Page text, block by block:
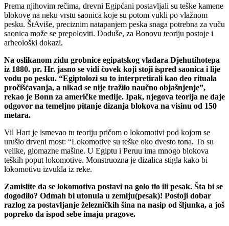
Prema njihovim rečima, drevni Egipćani postavljali su teške kamene
blokove na neku vrstu saonica koje su potom vukli po vlažnom
pesku. ŠtAviše, preciznim natapanjem peska snaga potrebna za vuču
saonica može se prepoloviti. Doduše, za Bonovu teoriju postoje i
arheološki dokazi.
Na oslikanom zidu grobnice egipatskog vladara Djehutihotepa
iz 1880. pr. Hr. jasno se vidi čovek koji stoji ispred saonica i lije
vodu po pesku. “Egiptolozi su to interpretirali kao deo rituala
pročišćavanja, a nikad se nije tražilo naučno objašnjenje”,
rekao je Bonn za američke medije. Ipak, njegova teorija ne daje
odgovor na temeljno pitanje dizanja blokova na visinu od 150
metara.
Vil Hart je ismevao tu teoriju pričom o lokomotivi pod kojom se
urušio drveni most: “Lokomotive su teške oko dvesto tona. To su
velike, glomazne mašine. U Egiptu i Peruu ima mnogo blokova
teških poput lokomotive. Monstruozna je dizalica stigla kako bi
lokomotivu izvukla iz reke.
Zamislite da se lokomotiva postavi na golo tlo ili pesak. Šta bi se
dogodilo? Odmah bi utonula u zemlju(pesak)! Postoji dobar
razlog za postavljanje železničkih šina na nasip od šljunka, a još
popreko da ispod sebe imaju pragove.